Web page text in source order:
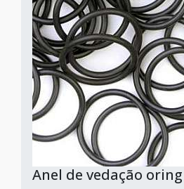
Anel de vedação oring